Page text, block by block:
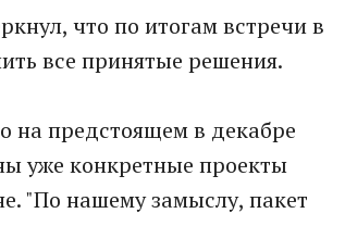
что по итогам встречи в
все принятые решения.
на предстоящем в декабре
уже конкретные проекты
"По нашему замыслу, пакет